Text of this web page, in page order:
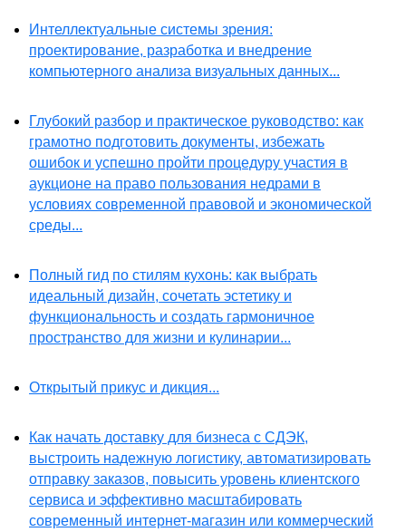
Интеллектуальные системы зрения:
проектирование, разработка и внедрение
компьютерного анализа визуальных данных...
Глубокий разбор и практическое руководство: как
грамотно подготовить документы, избежать
ошибок и успешно пройти процедуру участия в
аукционе на право пользования недрами в
условиях современной правовой и экономической
среды...
Полный гид по стилям кухонь: как выбрать
идеальный дизайн, сочетать эстетику и
функциональность и создать гармоничное
пространство для жизни и кулинарии...
Открытый прикус и дикция...
Как начать доставку для бизнеса с СДЭК,
выстроить надежную логистику, автоматизировать
отправку заказов, повысить уровень клиентского
сервиса и эффективно масштабировать
современный интернет-магазин или коммерческий